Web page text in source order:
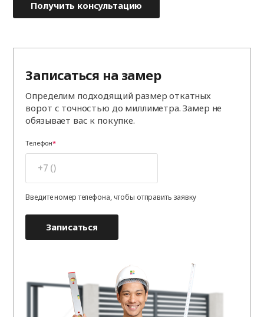
Получить консультацию
Записаться на замер
Определим подходящий размер откатных
ворот с точностью до миллиметра. Замер не
обязывает вас к покупке.
Телефон
Введите номер телефона, чтобы отправить заявку
Записаться